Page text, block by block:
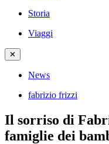
Storia
Viaggi
✕
News
fabrizio frizzi
Il sorriso di
famiglie dei